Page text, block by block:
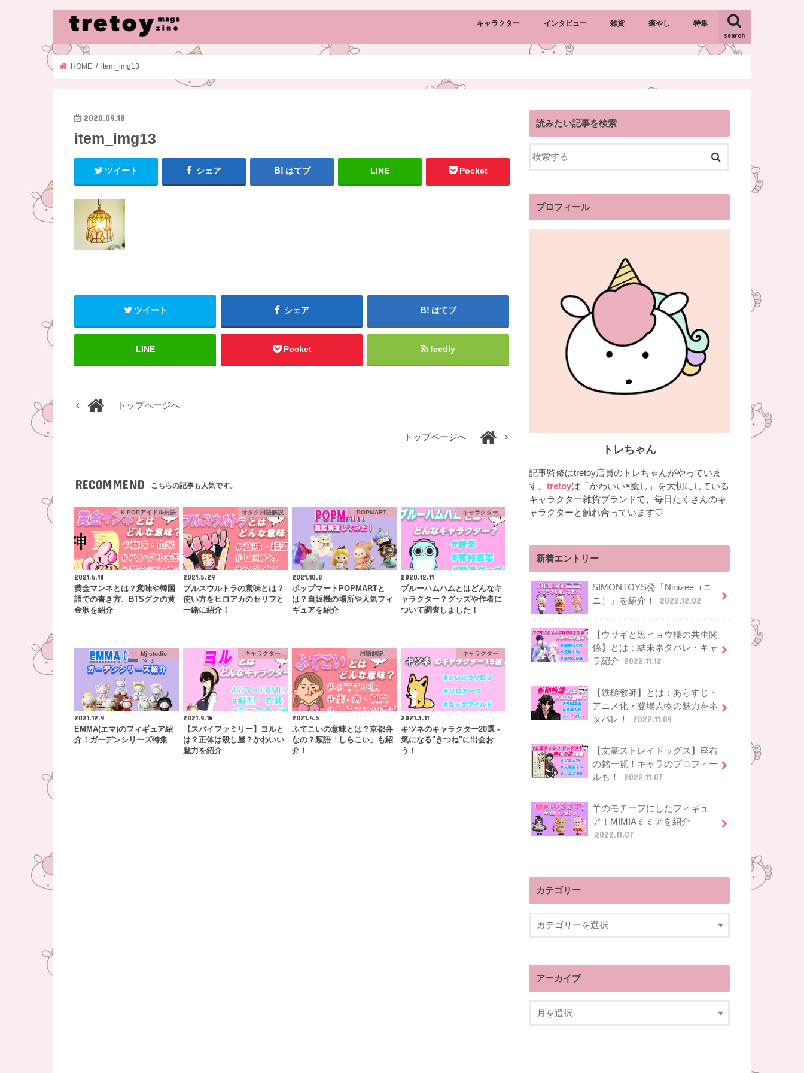
search
キャラクター インタビュー 雑貨
キャラクター雑貨
カントリー雑貨
インテリア雑貨
おすすめギフト・プレゼント
癒やし 特集
HOME item_img13
2020.09.18
item_img13
ツイート シェア はてブ LINE Pocket
ツイート シェア はてブ
LINE Pocket feedly
トップページへ
トップページへ
RECOMMEND こちらの記事も人気です。
K-POPアイドル用語
2021.6.18
黄金マンネとは？意味や韓国
語での書き方、BTSグクの黄
金歌を紹介
オタク用語解説
2021.5.29
プルスウルトラの意味とは？
使い方をヒロアカのセリフと
一緒に紹介！
POPMART
2021.10.8
ポップマートPOPMARTと
は？自販機の場所や人気フィ
ギュアを紹介
キャラクター
2020.12.11
ブルーハムハムとはどんなキ
ャラクター？グッズや作者に
ついて調査しました！
Mj studio
2021.12.9
EMMA(エマ)のフィギュア紹
介！ガーデンシリーズ特集
キャラクター
2021.9.16
【スパイファミリー】ヨルと
は？正体は殺し屋？かわいい
魅力を紹介
用語解説
2021.4.5
ふてこいの意味とは？京都弁
なの？類語「しらこい」も紹
介！
キャラクター
2021.3.11
キツネのキャラクター20選 -
気になる"きつね"に出会お
う！
読みたい記事を検索
プロフィール
トレちゃん
記事監修はtretoy店員のトレちゃんがやっていま
す。 tretoyは「かわいい×癒し」を大切にしている
キャラクター雑貨ブランドで、毎日たくさんのキ
ャラクターと触れ合っています♡
新着エントリー
SIMONTOYS発「Ninizee（ニ
ニ）」を紹介！
2022.12.02
【ウサギと黒ヒョウ様の共生関
係】とは：結末ネタバレ・キャ
ラ紹介
2022.11.12
【鉄槌教師】とは：あらすじ・
アニメ化・登場人物の魅力をネ
タバレ！
2022.11.09
【文豪ストレイドッグス】座右
の銘一覧！キャラのプロフィー
ルも！
2022.11.07
羊のモチーフにしたフィギュ
ア！MIMIAミミアを紹介
2022.11.07
カテゴリー
アーカイブ